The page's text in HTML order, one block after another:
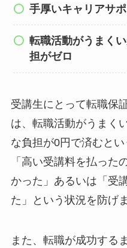
手厚いキャリアサ
転職活動がうまく
担がゼロ
受講生にとって転職保
は、転職活動がうまく
な負担が0円で済むと
「高い受講料を払った
かった」あるいは「受
た」という状況を防げま
また、転職が成功する